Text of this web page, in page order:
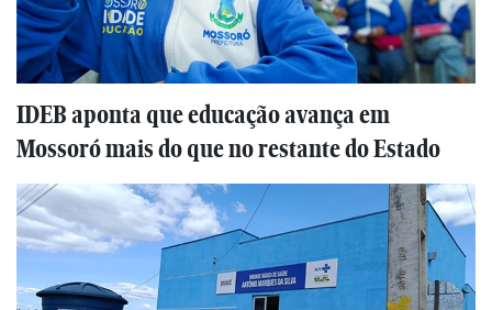
IDEB aponta que educação avança em
Mossoró mais do que no restante do Estado